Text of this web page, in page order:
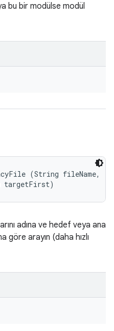
bu bir modülse modül
(String fileName,
targetFirst)
adına ve hedef veya ana
göre arayın (daha hızlı